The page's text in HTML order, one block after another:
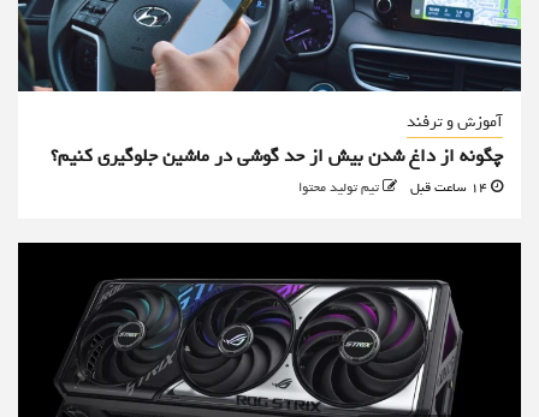
آموزش و ترفند
چگونه از داغ شدن بیش از حد گوشی در ماشین جلوگیری کنیم؟
تیم تولید محتوا